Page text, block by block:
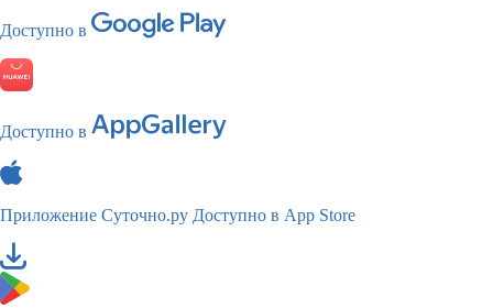
Доступно в
Доступно в
Приложение Суточно.ру Доступно в App Store